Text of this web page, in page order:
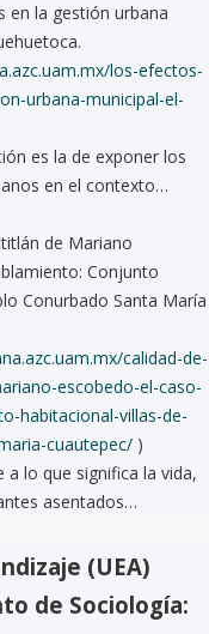
en la gestión urbana
los-efectos-
urbana-municipal-el-
es la de exponer los
en el contexto…
de Mariano
Conjunto
Conurbado Santa María
calidad-de-
escobedo-el-caso-
habitacional-villas-de-
cuautepec/ )
lo que significa la vida,
asentados…
(UEA)
de Sociología: